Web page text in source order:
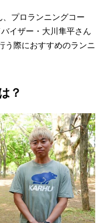
プロランニングコー
イザー・大川隼平さん
う際におすすめのランニ
？